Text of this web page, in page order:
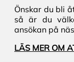
Önskar du bli
så är du
ansökan på
LÄS MER OM